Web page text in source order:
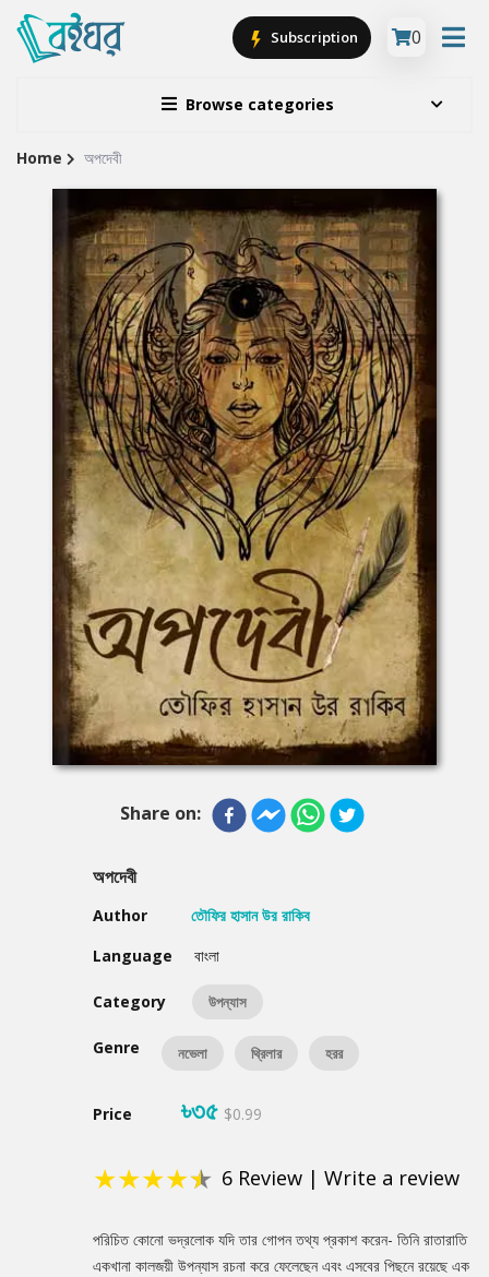
Browse categories
Subscription 0
Site
Breadcrumb
Home অপদেবী
Share on:
অপদেবী
Author
তৌফির হাসান উর রাকিব
Language
বাংলা
Category উপন্যাস
Genre নভেলা থ্রিলার হরর
Price ৳৩৫ $0.99
★★★★★ 6 Review | Write a review
Product
Summery
পরিচিত কোনো ভদ্রলোক যদি তার গোপন তথ্য প্রকাশ করেন- তিনি রাতারাতি
একখানা কালজয়ী উপন্যাস রচনা করে ফেলেছেন এবং এসবের পিছনে রয়েছে এক